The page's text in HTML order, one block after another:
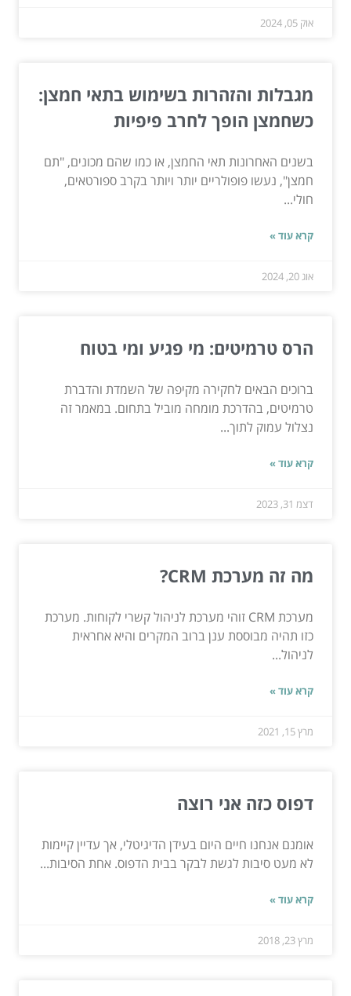
אוק 05, 2024
מגבלות והזהרות בשימוש בתאי חמצן:
כשחמצן הופך לחרב פיפיות
בשנים האחרונות תאי החמצן, או כמו שהם מכונים, "תם
חמצן", נעשו פופולריים יותר ויותר בקרב ספורטאים,
חולי...
קרא עוד »
אוג 20, 2024
הרס טרמיטים: מי פגיע ומי בטוח
ברוכים הבאים לחקירה מקיפה של השמדת והדברת
טרמיטים, בהדרכת מומחה מוביל בתחום. במאמר זה
נצלול עמוק לתוך...
קרא עוד »
דצמ 31, 2023
מה זה מערכת CRM?
מערכת CRM זוהי מערכת לניהול קשרי לקוחות. מערכת
כזו תהיה מבוססת ענן ברוב המקרים והיא אחראית
לניהול...
קרא עוד »
מרץ 15, 2021
דפוס כזה אני רוצה
אומנם אנחנו חיים היום בעידן הדיגיטלי, אך עדיין קיימות
לא מעט סיבות לגשת לבקר בבית הדפוס. אחת הסיבות...
קרא עוד »
מרץ 23, 2018